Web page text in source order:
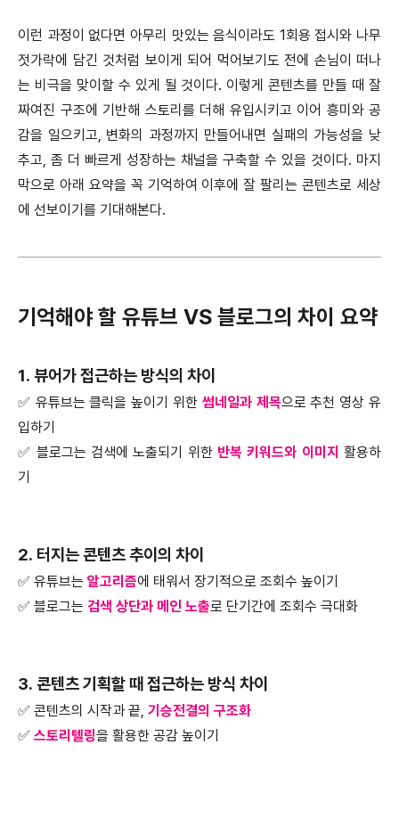
이런 과정이 없다면 아무리 맛있는 음식이라도 1회용 접시와 나무
젓가락에 담긴 것처럼 보이게 되어 먹어보기도 전에 손님이 떠나
는 비극을 맞이할 수 있게 될 것이다. 이렇게 콘텐츠를 만들 때 잘
짜여진 구조에 기반해 스토리를 더해 유입시키고 이어 흥미와 공
감을 일으키고, 변화의 과정까지 만들어내면 실패의 가능성을 낮
추고, 좀 더 빠르게 성장하는 채널을 구축할 수 있을 것이다. 마지
막으로 아래 요약을 꼭 기억하여 이후에 잘 팔리는 콘텐츠로 세상
에 선보이기를 기대해본다.
기억해야 할 유튜브 VS 블로그의 차이 요약
1. 뷰어가 접근하는 방식의 차이
✅ 유튜브는 클릭을 높이기 위한 썸네일과 제목으로 추천 영상 유
입하기
✅ 블로그는 검색에 노출되기 위한 반복키워드와 이미지활용하
기
2. 터지는 콘텐츠 추이의 차이
✅ 유튜브는 알고리즘에 태워서 장기적으로 조회수 높이기
✅ 블로그는 검색 상단과 메인 노출로 단기간에 조회수 극대화
3. 콘텐츠 기획할 때 접근하는 방식 차이
✅ 콘텐츠의 시작과 끝, 기승전결의 구조화
✅ 스토리텔링을 활용한 공감 높이기